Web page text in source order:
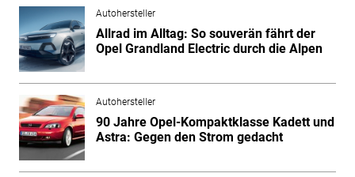
Autohersteller
Allrad im Alltag: So souverän fährt der
Opel Grandland Electric durch die Alpen
Autohersteller
90 Jahre Opel-Kompaktklasse Kadett und
Astra: Gegen den Strom gedacht